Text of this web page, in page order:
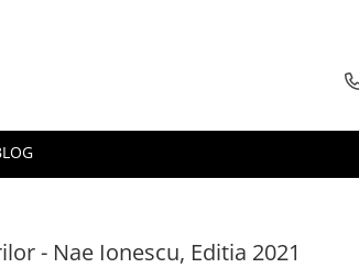
- Nae Ionescu, Editia 2021